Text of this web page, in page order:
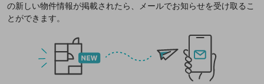
の新しい物件情報が掲載されたら、メールでお知らせを受け取るこ
とができます。